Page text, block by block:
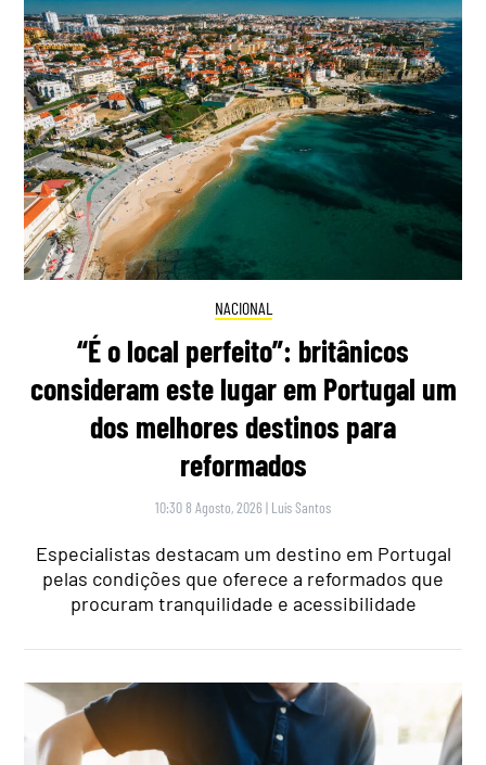
NACIONAL
“É o local perfeito”: britânicos
consideram este lugar em Portugal um
dos melhores destinos para
reformados
10:30 8 Agosto, 2026 | Luís Santos
Especialistas destacam um destino em Portugal
pelas condições que oferece a reformados que
procuram tranquilidade e acessibilidade